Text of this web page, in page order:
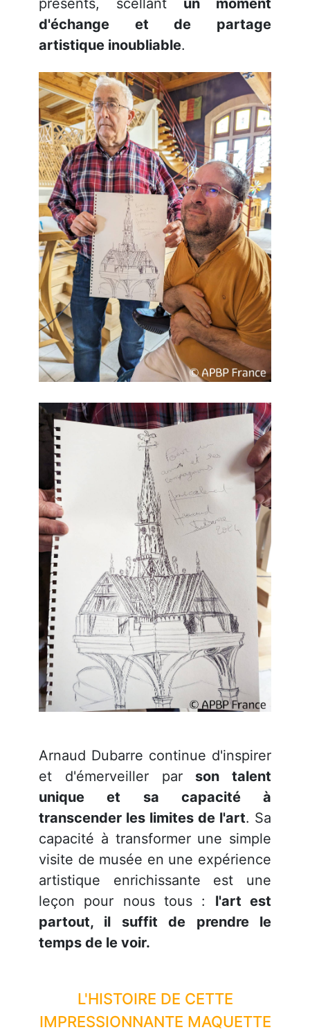
présents, scellant un moment
d'échange et de partage
artistique inoubliable.
Arnaud Dubarre continue d'inspirer
et d'émerveiller par son talent
unique et sa capacité à
transcender les limites de l'art. Sa
capacité à transformer une simple
visite de musée en une expérience
artistique enrichissante est une
leçon pour nous tous : l'art est
partout, il suffit de prendre le
temps de le voir.
L'HISTOIRE DE CETTE
IMPRESSIONNANTE MAQUETTE